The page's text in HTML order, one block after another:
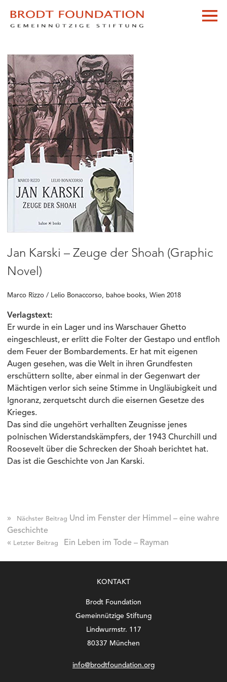
Jan Karski – Zeuge der Shoah (Graphic
Novel)
Marco Rizzo / Lelio Bonaccorso, bahoe books, Wien 2018
Verlagstext:
Er wurde in ein Lager und ins Warschauer Ghetto
eingeschleust, er erlitt die Folter der Gestapo und entfloh
dem Feuer der Bombardements. Er hat mit eigenen
Augen gesehen, was die Welt in ihren Grundfesten
erschüttern sollte, aber einmal in der Gegenwart der
Mächtigen verlor sich seine Stimme in Ungläubigkeit und
Ignoranz, zerquetscht durch die eisernen Gesetze des
Krieges.
Das sind die ungehört verhallten Zeugnisse jenes
polnischen Widerstandskämpfers, der 1943 Churchill und
Roosevelt über die Schrecken der Shoah berichtet hat.
Das ist die Geschichte von Jan Karski.
» Nächster Beitrag Und im Fenster der Himmel – eine wahre
Geschichte
« Letzter Beitrag Ein Leben im Tode – Rayman
KONTAKT
Brodt Foundation
Gemeinnützige Stiftung
Lindwurmstr. 117
80337 München
info@brodtfoundation.org